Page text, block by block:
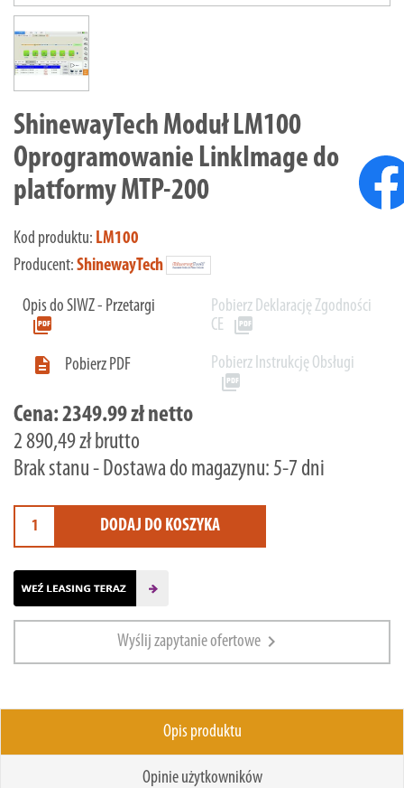
ShinewayTech Moduł LM100
Oprogramowanie LinkImage do
platformy MTP-200
Kod produktu: LM100
Producent: ShinewayTech
Opis do SIWZ - Przetargi
picture_as_pdf
Pobierz Deklarację Zgodności
CE picture_as_pdf

Pobierz PDF Pobierz Instrukcję Obsługi
picture_as_pdf
Cena:2349.99 zł netto
2 890,49 zł brutto
Brak stanu - Dostawa do magazynu: 5-7 dni
DODAJ DO KOSZYKA
Wyślij zapytanie ofertowe chevron_right
Opis produktu
Opinie użytkowników